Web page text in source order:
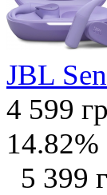
JBL
4 599
14.82%
5 399